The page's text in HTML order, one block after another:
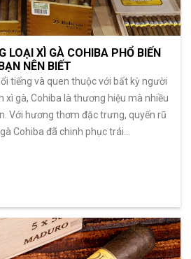
LOẠI XÌ GÀ COHIBA PHỔ BIẾN
NÊN BIẾT
tiếng và quen thuộc với bất kỳ người
xì gà, Cohiba là thương hiệu mà nhiều
Với hương thơm đặc trưng, quyến rũ
Cohiba đã chinh phục trái…